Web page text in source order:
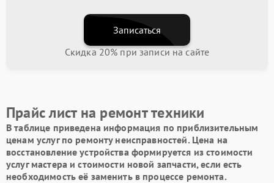
Записаться
Скидка 20% при записи на сайте
Прайс лист на ремонт техники
В таблице приведена информация по приблизительным
ценам услуг по ремонту неисправностей. Цена на
восстановление устройства формируется из стоимости
услуг мастера и стоимости новой запчасти, если есть
необходимость её заменить в процессе ремонта.